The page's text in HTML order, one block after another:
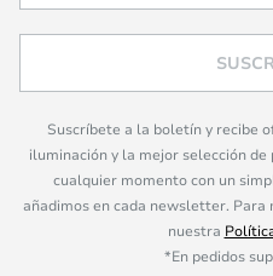
Suscríbete a la boletín y recibe
iluminación y la mejor selección
cualquier momento con un
añadimos en cada newsletter.
nuestra
*En pedidos